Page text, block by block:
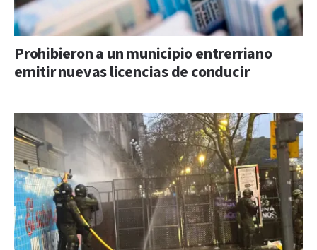
Prohibieron a un municipio entrerriano
emitir nuevas licencias de conducir